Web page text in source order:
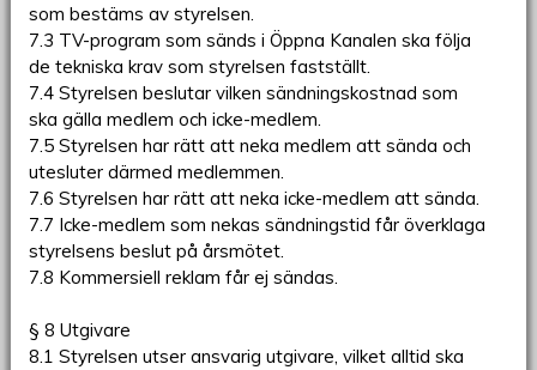
som bestäms av styrelsen.
7.3 TV-program som sänds i Öppna Kanalen ska följa
de tekniska krav som styrelsen fastställt.
7.4 Styrelsen beslutar vilken sändningskostnad som
ska gälla medlem och icke-medlem.
7.5 Styrelsen har rätt att neka medlem att sända och
utesluter därmed medlemmen.
7.6 Styrelsen har rätt att neka icke-medlem att sända.
7.7 Icke-medlem som nekas sändningstid får överklaga
styrelsens beslut på årsmötet.
7.8 Kommersiell reklam får ej sändas.
§ 8 Utgivare
8.1 Styrelsen utser ansvarig utgivare, vilket alltid ska